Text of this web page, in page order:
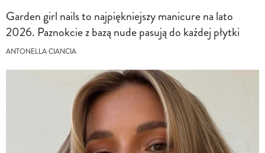
Garden girl nails to najpiękniejszy manicure na lato
2026. Paznokcie z bazą nude pasują do każdej płytki
ANTONELLA CIANCIA